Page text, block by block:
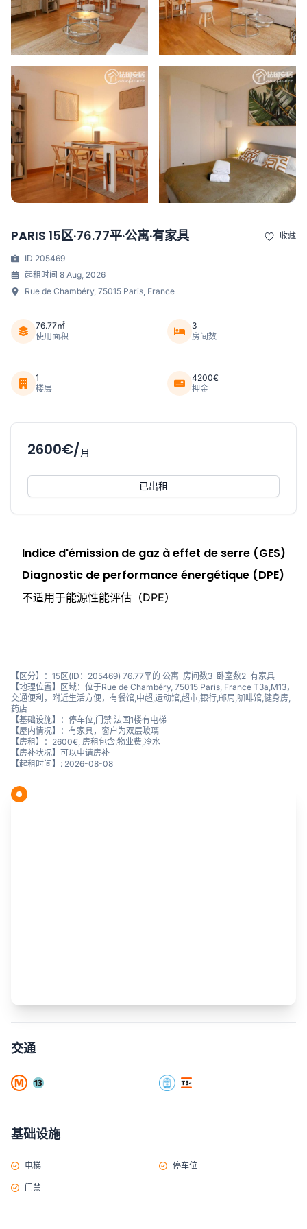
PARIS 15区·76.77平·公寓·有家具 收藏
ID 205469
起租时间 8 Aug, 2026
Rue de Chambéry, 75015 Paris, France
76.77㎡
使用面积
3
房间数
1
楼层
4200€
押金
2600€/月
已出租
Indice d'émission de gaz à effet de serre (GES)
Diagnostic de performance énergétique (DPE)
不适用于能源性能评估（DPE）
【区分】：15区(ID：205469) 76.77平的 公寓 房间数3 卧室数2 有家具
【地理位置】区域：位于Rue de Chambéry, 75015 Paris, France T3a,M13，
交通便利，附近生活方便，有餐馆,中超,运动馆,超市,银行,邮局,咖啡馆,健身房,
药店
【基础设施】：停车位,门禁 法国1楼有电梯
【屋内情况】：有家具，窗户为双层玻璃
【房租】：2600€, 房租包含:物业费,冷水
【房补状况】可以申请房补
【起租时间】: 2026-08-08
交通
基础设施
电梯 停车位
门禁